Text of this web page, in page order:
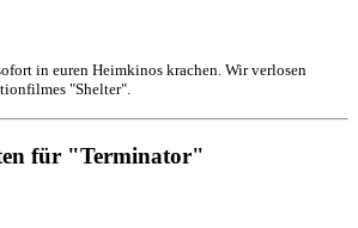
in euren Heimkinos krachen. Wir verlosen
"Shelter".
für "Terminator"